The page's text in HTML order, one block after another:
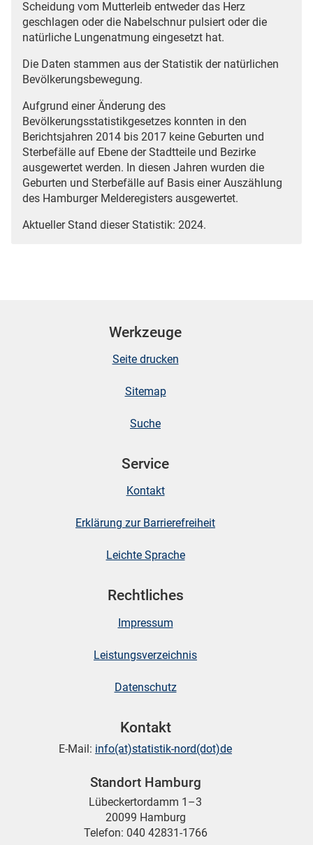
Scheidung vom Mutterleib entweder das Herz
geschlagen oder die Nabelschnur pulsiert oder die
natürliche Lungenatmung eingesetzt hat.
Die Daten stammen aus der Statistik der natürlichen
Bevölkerungsbewegung.
Aufgrund einer Änderung des
Bevölkerungsstatistikgesetzes konnten in den
Berichtsjahren 2014 bis 2017 keine Geburten und
Sterbefälle auf Ebene der Stadtteile und Bezirke
ausgewertet werden. In diesen Jahren wurden die
Geburten und Sterbefälle auf Basis einer Auszählung
des Hamburger Melderegisters ausgewertet.
Aktueller Stand dieser Statistik: 2024.
Werkzeuge
Seite drucken
Sitemap
Suche
Service
Kontakt
Erklärung zur Barrierefreiheit
Leichte Sprache
Rechtliches
Impressum
Leistungsverzeichnis
Datenschutz
Kontakt
E-Mail: info(at)statistik-nord(dot)de
Standort Hamburg
Lübeckertordamm 1–3
20099 Hamburg
Telefon: 040 42831-1766